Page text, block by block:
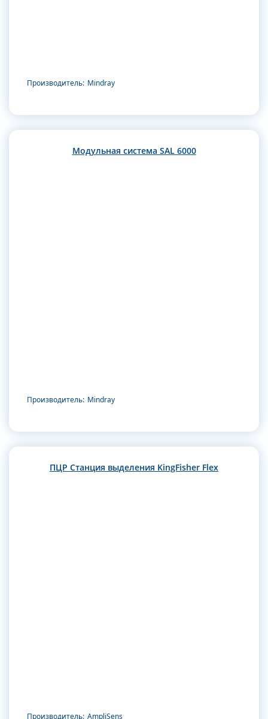
Производитель: Mindray
Модульная система SAL 6000
Производитель: Mindray
ПЦР Станция выделения KingFisher Flex
Производитель: AmpliSens